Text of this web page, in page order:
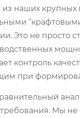
из наших
Это не просто
контроль
при
Мы не